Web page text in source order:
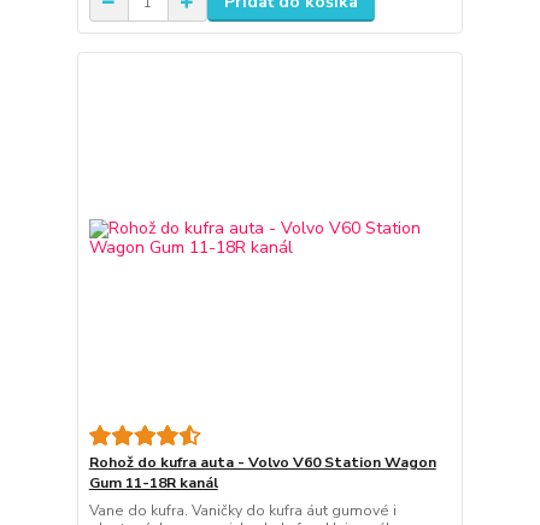
Rohož do kufra auta - Volvo V60 Station Wagon
Gum 11-18R kanál
Vane do kufra. Vaničky do kufra áut gumové i